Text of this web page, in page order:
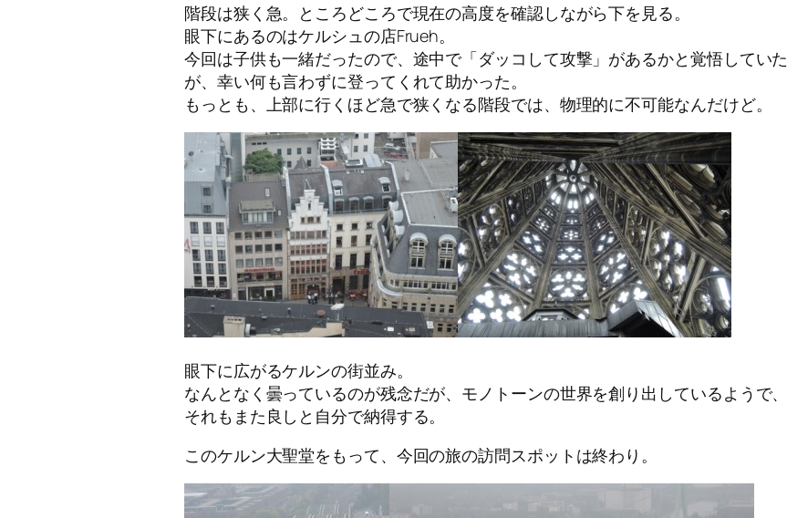
階段は狭く急。ところどころで現在の高度を確認しながら下を見る。
眼下にあるのはケルシュの店Frueh。
今回は子供も一緒だったので、途中で「ダッコして攻撃」があるかと覚悟していた
が、幸い何も言わずに登ってくれて助かった。
もっとも、上部に行くほど急で狭くなる階段では、物理的に不可能なんだけど。
眼下に広がるケルンの街並み。
なんとなく曇っているのが残念だが、モノトーンの世界を創り出しているようで、
それもまた良しと自分で納得する。
このケルン大聖堂をもって、今回の旅の訪問スポットは終わり。